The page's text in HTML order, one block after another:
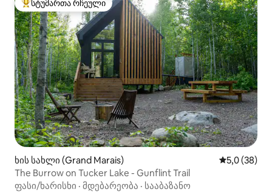
სტუმართა რჩეული მოწინავე ვარიანტი
სტუმართა რჩეული
ხის სახლი (Grand Marais) საშუალო
5,0 (38)
The Burrow on Tucker Lake - Gunflint Trail
ფასი/ხარისხი · მდებარეობა · სააბაზანო